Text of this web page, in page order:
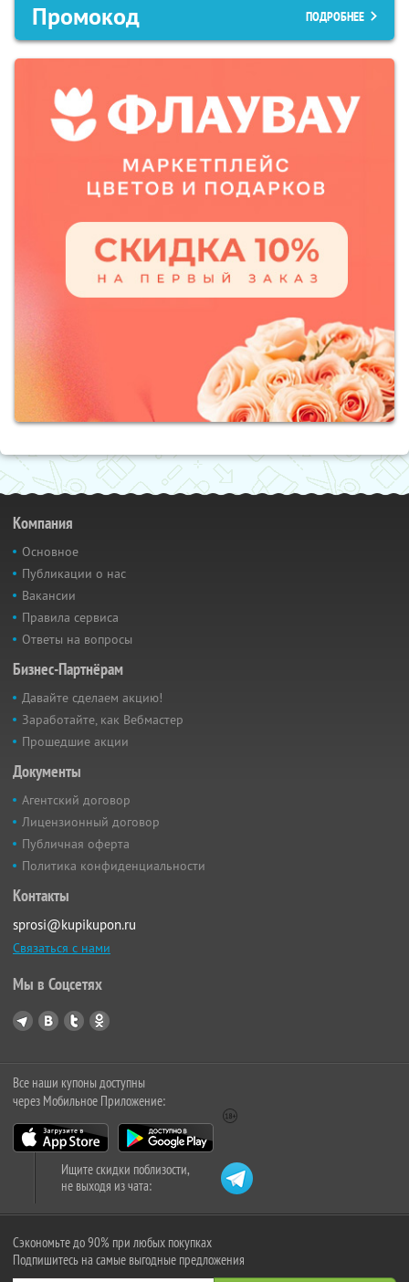
Промокод ПОДРОБНЕЕ
Компания
Основное
Публикации о нас
Вакансии
Правила сервиса
Ответы на вопросы
Бизнес-Партнёрам
Давайте сделаем акцию!
Заработайте, как Вебмастер
Прошедшие акции
Документы
Агентский договор
Лицензионный договор
Публичная оферта
Политика конфиденциальности
Контакты
sprosi@kupikupon.ru
Связаться с нами
Мы в Соцсетях
Все наши купоны доступны
через Мобильное Приложение:
Ищите скидки поблизости,
не выходя из чата:
Сэкономьте до 90% при любых покупках
Подпишитесь на самые выгодные предложения